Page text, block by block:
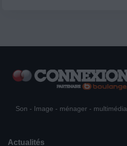
Son - Image - ménager - multimédia
Actualités